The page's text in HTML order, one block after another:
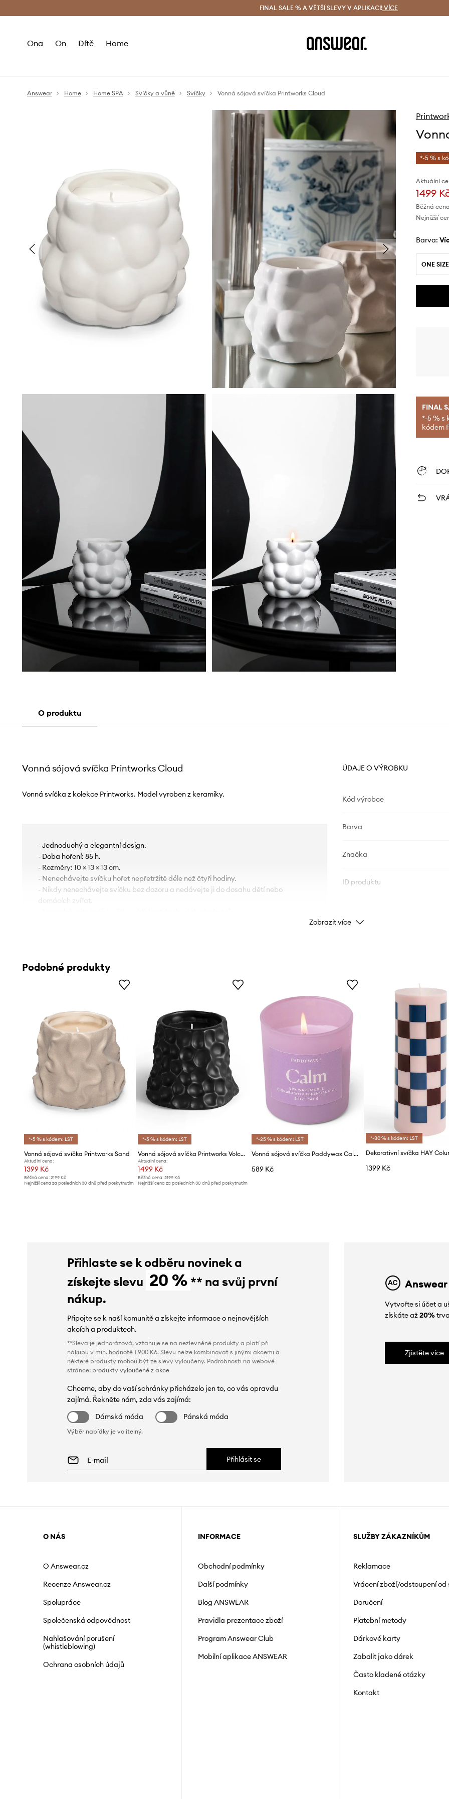
Doručení a vrácení zdarma (od 1800 Kč) Doručení i do 24 h
FINAL SALE % A VĚTŠÍ SLEVY V APLIKACI! VÍCE
Ona On Dítě Home
Answear Home Home SPA Svíčky a vůně Svíčky Vonná sójová svíčka Printworks Cloud
*-5 % s
Aktuální
1499
Běžná
Nejnižší
Barva:
ONE SIZE
FINAL
*-5 % s
kódem
O produktu
Vonná sójová svíčka Printworks Cloud
Vonná svíčka z kolekce Printworks. Model vyroben z keramiky.
- Jednoduchý a elegantní design.
- Doba hoření: 85 h.
- Rozměry: 10 × 13 × 13 cm.
- Nenechávejte svíčku hořet nepřetržitě déle než čtyři hodiny.
- Nikdy nenechávejte svíčku bez dozoru a nedávejte ji do dosahu dětí nebo
domácích zvířat.
- Nepokládejte svíčku na místa vystavená průvanu nebo do blízkosti zdrojů tepla.
- Udržujte svíčku vždy v dostatečné vzdálenosti od textilií, větrání a větracích
- Svíčka by měla být umístěna svisle, aby vosk hořel rovnoměrně.
- Před dalším zapálením počkejte, až vosk vychladne.
- Uhaste svíčku dříve, než úplně dohoří.
ÚDAJE O VÝROBKU
Kód výrobce
Barva
Značka
ID produktu
Zobrazit více
Podobné produkty
*-5 % s kódem: LST
Vonná sójová svíčka Printworks Sand
Aktuální cena:
1399 Kč
Běžná cena: 2199 Kč
Nejnižší cena za posledních 30 dnů před poskytnutím
*-5 % s kódem: LST
Vonná sójová svíčka Printworks Volcano
Aktuální cena:
1499 Kč
Běžná cena:2199 Kč
Nejnižší cena za posledních 30 dnů před poskytnutím
*-25 % s kódem: LST
Vonná sójová svíčka Paddywax Calm 141 g
589 Kč
*-30 % s kódem: LST
1399 Kč
Přihlaste se k odběru novinek a
získejte slevu 20 % ** na svůj první
nákup.
Připojte se k naší komunitě a získejte informace o nejnovějších
akcích a produktech.
**Sleva je jednorázová, vztahuje se na nezlevněné produkty a platí při
nákupu v min. hodnotě 1 900 Kč. Slevu nelze kombinovat s jinými akcemi a
některé produkty mohou být ze slevy vyloučeny. Podrobnosti na webové
stránce: produkty vyloučené z akce
Chceme, aby do vaší schránky přicházelo jen to, co vás opravdu
zajímá. Řekněte nám, zda vás zajímá:
Dámská móda
Pánská móda
Výběr nabídky je volitelný.
Přihlásit se
Vytvořte si účet a
získáte až20%
Zjistěte více
O NÁS
O Answear.cz
Recenze Answear.cz
Spolupráce
Společenská odpovědnost
Nahlašování porušení
(whistleblowing)
Ochrana osobních údajů
INFORMACE
Obchodní podmínky
Další podmínky
Blog ANSWEAR
Pravidla prezentace zboží
Program Answear Club
Mobilní aplikace ANSWEAR
SLUŽBY ZÁKAZNÍKŮM
Reklamace
Vrácení zboží/odstoupení od
Doručení
Platební metody
Dárkové karty
Zabalit jako dárek
Často kladené otázky
Kontakt